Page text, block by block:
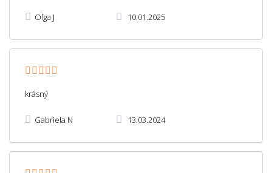
Oľga J 10.01.2025
krásný
Gabriela N 13.03.2024